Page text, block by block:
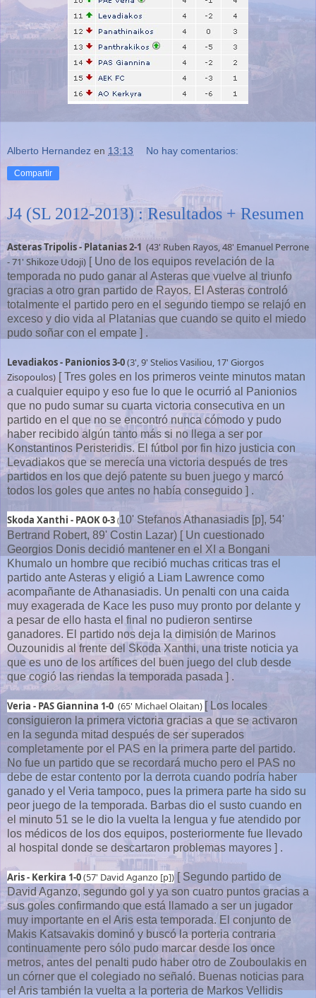
Alberto Hernandez en 13:13 No hay comentarios:
Compartir
J4 (SL 2012-2013) : Resultados + Resumen
Asteras Tripolis - Platanias 2-1 (43' Ruben Rayos, 48' Emanuel Perrone
- 71' Shikoze Udoji) [ Uno de los equipos revelación de la
temporada no pudo ganar al Asteras que vuelve al triunfo
gracias a otro gran partido de Rayos. El Asteras controló
totalmente el partido pero en el segundo tiempo se relajó en
exceso y dio vida al Platanias que cuando se quito el miedo
pudo soñar con el empate ] .
Levadiakos - Panionios 3-0(3', 9' Stelios Vasiliou, 17' Giorgos
Zisopoulos) [ Tres goles en los primeros veinte minutos matan
a cualquier equipo y eso fue lo que le ocurrió al Panionios
que no pudo sumar su cuarta victoria consecutiva en un
partido en el que no se encontró nunca cómodo y pudo
haber recibido algún tanto más si no llega a ser por
Konstantinos Peristeridis. El fútbol por fin hizo justicia con
Levadiakos que se merecía una victoria después de tres
partidos en los que dejó patente su buen juego y marcó
todos los goles que antes no había conseguido ] .
Skoda Xanthi - PAOK 0-3 (10' Stefanos Athanasiadis [p], 54'
Bertrand Robert, 89' Costin Lazar) [ Un cuestionado
Georgios Donis decidió mantener en el XI a Bongani
Khumalo un hombre que recibió muchas criticas tras el
partido ante Asteras y eligió a Liam Lawrence como
acompañante de Athanasiadis. Un penalti con una caida
muy exagerada de Kace les puso muy pronto por delante y
a pesar de ello hasta el final no pudieron sentirse
ganadores. El partido nos deja la dimisión de Marinos
Ouzounidis al frente del Skoda Xanthi, una triste noticia ya
que es uno de los artífices del buen juego del club desde
que cogió las riendas la temporada pasada ] .
Veria - PAS Giannina 1-0 (65' Michael Olaitan) [ Los locales
consiguieron la primera victoria gracias a que se activaron
en la segunda mitad después de ser superados
completamente por el PAS en la primera parte del partido.
No fue un partido que se recordará mucho pero el PAS no
debe de estar contento por la derrota cuando podría haber
ganado y el Veria tampoco, pues la primera parte ha sido su
peor juego de la temporada. Barbas dio el susto cuando en
el minuto 51 se le dio la vuelta la lengua y fue atendido por
los médicos de los dos equipos, posteriormente fue llevado
al hospital donde se descartaron problemas mayores ] .
Aris - Kerkira 1-0(57' David Aganzo [p]) [ Segundo partido de
David Aganzo, segundo gol y ya son cuatro puntos gracias a
sus goles confirmando que está llamado a ser un jugador
muy importante en el Aris esta temporada. El conjunto de
Makis Katsavakis dominó y buscó la porteria contraria
continuamente pero sólo pudo marcar desde los once
metros, antes del penalti pudo haber otro de Zouboulakis en
un córner que el colegiado no señaló. Buenas noticias para
el Aris también la vuelta a la porteria de Markos Vellidis